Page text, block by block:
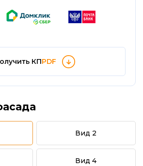
КПPDF
Вид 2
Вид 4